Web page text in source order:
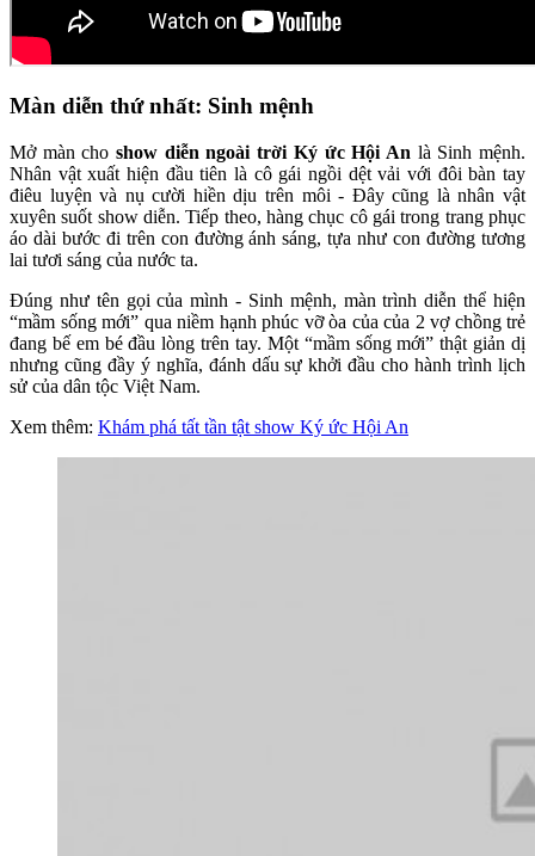
Màn diễn thứ nhất: Sinh mệnh
Mở màn choshow diễn ngoài trời Ký ức Hội An là Sinh mệnh.
Nhân vật xuất hiện đầu tiên là cô gái ngồi dệt vải với đôi bàn tay
điêu luyện và nụ cười hiền dịu trên môi - Đây cũng là nhân vật
xuyên suốt show diễn. Tiếp theo, hàng chục cô gái trong trang phục
áo dài bước đi trên con đường ánh sáng, tựa như con đường tương
lai tươi sáng của nước ta.
Đúng như tên gọi của mình - Sinh mệnh, màn trình diễn thể hiện
“mầm sống mới” qua niềm hạnh phúc vỡ òa của của 2 vợ chồng trẻ
đang bế em bé đầu lòng trên tay. Một “mầm sống mới” thật giản dị
nhưng cũng đầy ý nghĩa, đánh dấu sự khởi đầu cho hành trình lịch
sử của dân tộc Việt Nam.
Xem thêm: Khám phá tất tần tật show Ký ức Hội An